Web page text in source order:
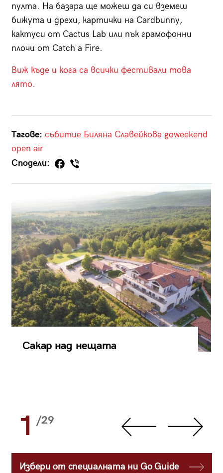
пулта. На базара ще можеш да си вземеш
бижута и дрехи, картички на Cardbunny,
кактуси от Cactus Lab или пък грамофонни
плочи от Catch a Fire.
Виж къде и кога са всички фестивали това
лято.
Тагове: събитие Биляна Славейкова goweekend
open air
Сподели:
Сакар над нещата
1 /29
Избери от специалната ни Go Guide